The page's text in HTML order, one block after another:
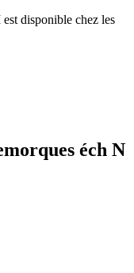
est disponible chez les
éch N